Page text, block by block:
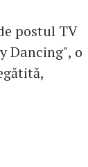
postul TV
Dancing", o